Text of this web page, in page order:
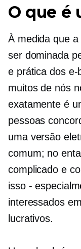
O que é
À medida que
ser dominada
e prática dos e-
muitos de nós
exatamente é
pessoas
uma versão
comum; no
complicado e
isso -
interessados
lucrativos.